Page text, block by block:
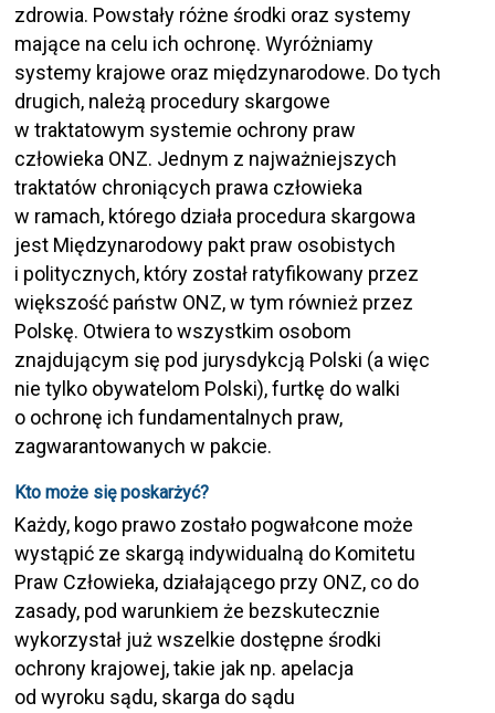
zdrowia. Powstały różne środki oraz systemy
mające na celu ich ochronę. Wyróżniamy
systemy krajowe oraz międzynarodowe. Do tych
drugich, należą procedury skargowe
w traktatowym systemie ochrony praw
człowieka ONZ. Jednym z najważniejszych
traktatów chroniących prawa człowieka
w ramach, którego działa procedura skargowa
jest Międzynarodowy pakt praw osobistych
i politycznych, który został ratyfikowany przez
większość państw ONZ, w tym również przez
Polskę. Otwiera to wszystkim osobom
znajdującym się pod jurysdykcją Polski (a więc
nie tylko obywatelom Polski), furtkę do walki
o ochronę ich fundamentalnych praw,
zagwarantowanych w pakcie.
Kto może się poskarżyć?
Każdy, kogo prawo zostało pogwałcone może
wystąpić ze skargą indywidualną do Komitetu
Praw Człowieka, działającego przy ONZ, co do
zasady, pod warunkiem że bezskutecznie
wykorzystał już wszelkie dostępne środki
ochrony krajowej, takie jak np. apelacja
od wyroku sądu, skarga do sądu